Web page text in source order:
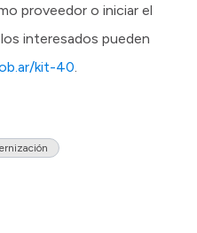
proveedor o iniciar el
interesados pueden
kit-40